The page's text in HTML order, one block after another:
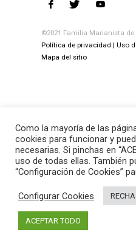
©2021 Familia Marianista de
Política de privacidad
Uso
Mapa del sitio
Como la mayoría de las
cookies para funcionar y
necesarias. Si pinchas en
uso de todas ellas. También
“Configuración de Cookies”
Configurar Cookies
ACEPTAR TODO